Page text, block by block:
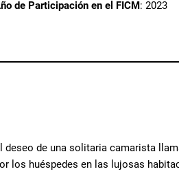
de Participación en el FICM: 2023
deseo de una solitaria camarista
los huéspedes en las lujosas